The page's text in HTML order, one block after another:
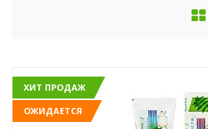
ХИТ ПРОДАЖ
ОЖИДАЕТСЯ